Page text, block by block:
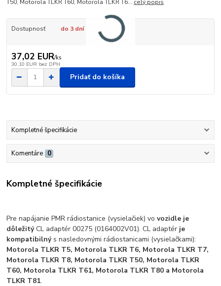
T50, Motorola TLKR T60, Motorola TLKR T6... celý popis
Dostupnosť do 3 dní
37,02 EUR/ks
30,10 EUR bez DPH
Pridať do košíka
Kompletné špecifikácie
Komentáre 0
Kompletné špecifikácie
Pre napájanie PMR rádiostanice (vysielačiek) vovozidle je
dôležitýCL adaptér 00275 (0164002V01). CL adaptér je
kompatibilnýs nasledovnými rádiostanicami (vysielačkami):
Motorola TLKR T5, Motorola TLKR T6, Motorola TLKR T7,
Motorola TLKR T8, Motorola TLKR T50, Motorola TLKR
T60, Motorola TLKR T61, Motorola TLKR T80 a Motorola
TLKR T81.